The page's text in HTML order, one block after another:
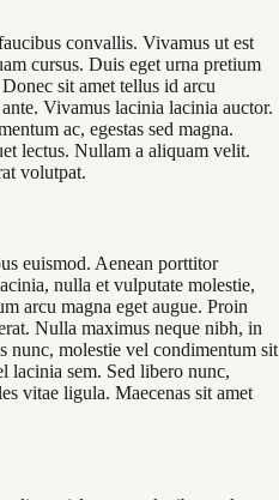
convallis. Vivamus ut est
cursus. Duis eget urna pretium
sit amet tellus id arcu
Vivamus lacinia lacinia auctor.
ac, egestas sed magna.
lectus. Nullam a aliquam velit.
volutpat.
euismod. Aenean porttitor
nulla et vulputate molestie,
arcu magna eget augue. Proin
Nulla maximus neque nibh, in
nunc, molestie vel condimentum sit
lacinia sem. Sed libero nunc,
vitae ligula. Maecenas sit amet